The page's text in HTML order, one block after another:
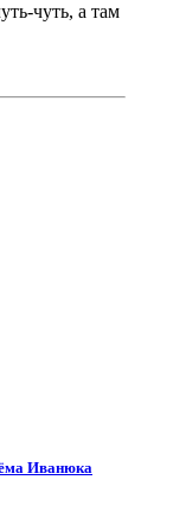
чуть, а там
Иванюка